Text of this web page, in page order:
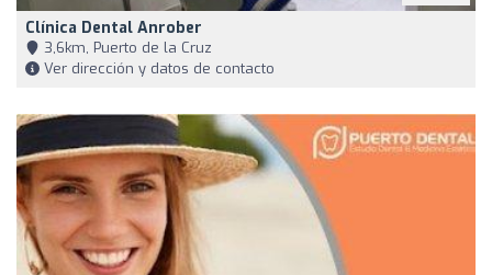
Clínica Dental Anrober
3,6km, Puerto de la Cruz
Ver dirección y datos de contacto